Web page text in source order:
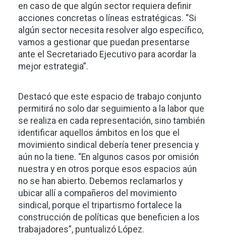
en caso de que algún sector requiera definir
acciones concretas o líneas estratégicas. “Si
algún sector necesita resolver algo específico,
vamos a gestionar que puedan presentarse
ante el Secretariado Ejecutivo para acordar la
mejor estrategia”.
Destacó que este espacio de trabajo conjunto
permitirá no solo dar seguimiento a la labor que
se realiza en cada representación, sino también
identificar aquellos ámbitos en los que el
movimiento sindical debería tener presencia y
aún no la tiene. “En algunos casos por omisión
nuestra y en otros porque esos espacios aún
no se han abierto. Debemos reclamarlos y
ubicar allí a compañeros del movimiento
sindical, porque el tripartismo fortalece la
construcción de políticas que beneficien a los
trabajadores”, puntualizó López.